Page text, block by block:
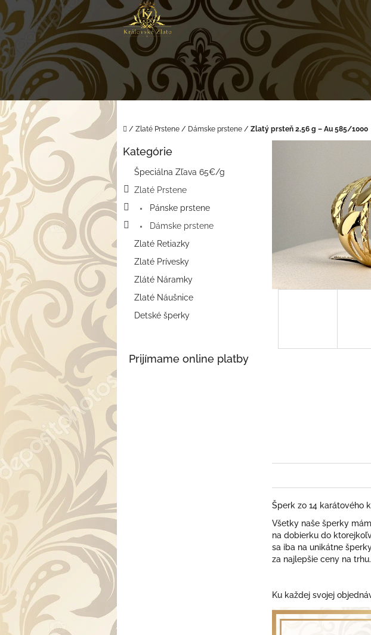
Prejsť
na
obsah
Domov
/ Zlaté Prstene / Dámske prstene / Zlatý prsteň 2,56 g – Au 585/1000
B
o
p
a
e
l
Preskočiť
Kategórie
Špeciálna Zľava 65€/g
Zlaté Prstene
Pánske prstene
Dámske prstene
Zlaté Retiazky
Zlaté Prívesky
Zláté Náramky
Zlaté Náušnice
Detské šperky
Prijímame online platby
Šperk zo 14 karátového
Všetky naše šperky
na dobierku do
sa iba na unikátne
za najlepšie ceny na trhu.
Ku každej svojej